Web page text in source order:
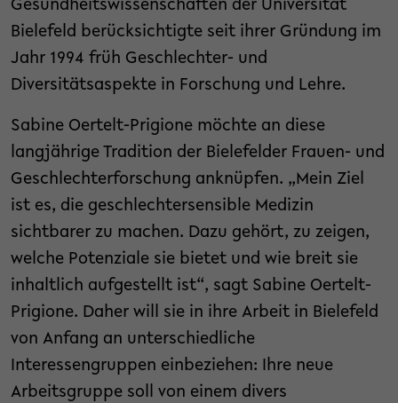
Gesundheitswissenschaften der Universität
Bielefeld berücksichtigte seit ihrer Gründung im
Jahr 1994 früh Geschlechter- und
Diversitätsaspekte in Forschung und Lehre.
Sabine Oertelt-Prigione möchte an diese
langjährige Tradition der Bielefelder Frauen- und
Geschlechterforschung anknüpfen. „Mein Ziel
ist es, die geschlechtersensible Medizin
sichtbarer zu machen. Dazu gehört, zu zeigen,
welche Potenziale sie bietet und wie breit sie
inhaltlich aufgestellt ist“, sagt Sabine Oertelt-
Prigione. Daher will sie in ihre Arbeit in Bielefeld
von Anfang an unterschiedliche
Interessengruppen einbeziehen: Ihre neue
Arbeitsgruppe soll von einem divers